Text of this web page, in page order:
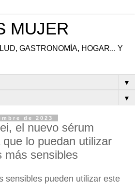
MUJER
GASTRONOMÍA, HOGAR... Y
▼
▼
de 2023
el nuevo sérum
lo puedan utilizar
más sensibles
sensibles pueden utilizar este